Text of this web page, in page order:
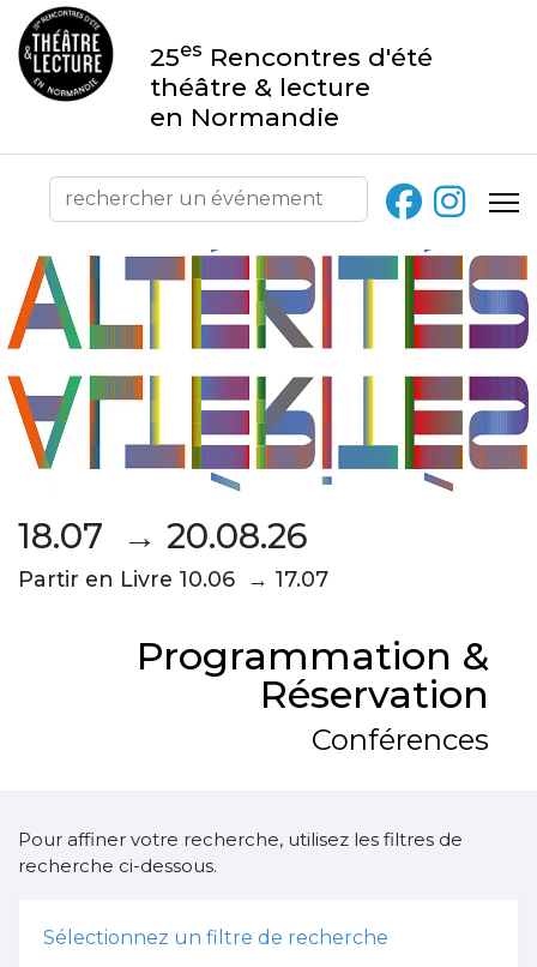
25es Rencontres d'été
théâtre & lecture
en Normandie
18.07 → 20.08.26
Partir en Livre 10.06 → 17.07
Programmation &
Réservation
Conférences
Pour affiner votre recherche, utilisez les filtres de
recherche ci-dessous.
Sélectionnez un filtre de recherche